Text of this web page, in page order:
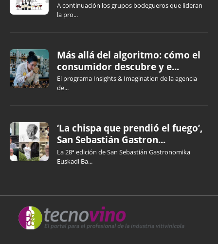
A continuación los grupos bodegueros que lideran
la pro...
Más allá del algoritmo: cómo el
consumidor descubre y e...
El programa Insights & Imagination de la agencia
de...
‘La chispa que prendió el fuego’,
San Sebastián Gastron...
La 28ª edición de San Sebastián Gastronomika
Euskadi Ba...